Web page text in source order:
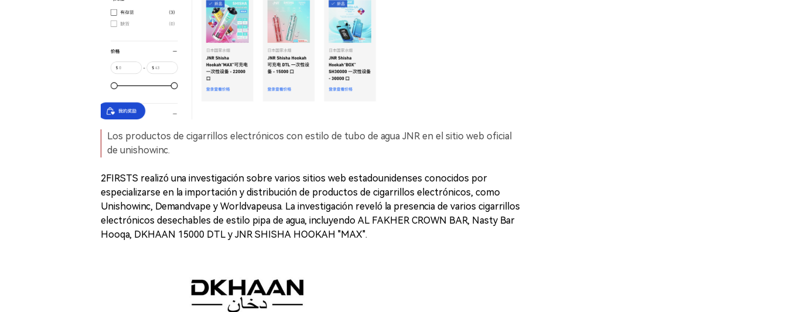
Los productos de cigarrillos electrónicos con estilo de tubo de agua JNR en el sitio web oficial
de unishowinc.
2FIRSTS realizó una investigación sobre varios sitios web estadounidenses conocidos por
especializarse en la importación y distribución de productos de cigarrillos electrónicos, como
Unishowinc, Demandvape y Worldvapeusa. La investigación reveló la presencia de varios cigarrillos
electrónicos desechables de estilo pipa de agua, incluyendo AL FAKHER CROWN BAR, Nasty Bar
Hooqa, DKHAAN 15000 DTL y JNR SHISHA HOOKAH "MAX".